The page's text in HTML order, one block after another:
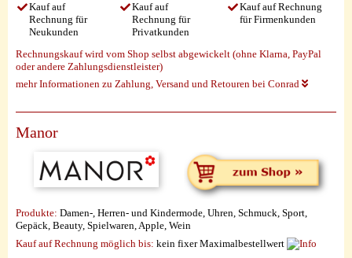
Kauf auf
Rechnung für
Neukunden
Kauf auf
Rechnung für
Privatkunden
Kauf auf Rechnung
für Firmenkunden
Rechnungskauf wird vom Shop selbst abgewickelt (ohne Klarna, PayPal
oder andere Zahlungsdienstleister)
mehr Informationen zu Zahlung, Versand und Retouren bei Conrad
Manor
Produkte: Damen-, Herren- und Kindermode, Uhren, Schmuck, Sport,
Gepäck, Beauty, Spielwaren, Apple, Wein
Kauf auf Rechnung möglich bis: kein fixer Maximalbestellwert